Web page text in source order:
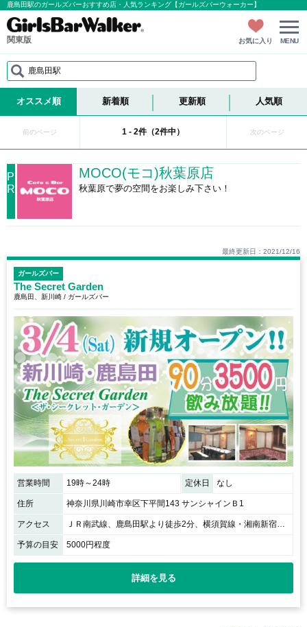
鹿島田駅のガールズバーおすすめ店・人気ランキング【ガールズバーウォーカー】
関東版 お気に入り MENU
鹿島田駅
オススメ順 新着順 更新順 人気順
前のページ 1 - 2件（2件中） 次のページ
P
R
MOCO(モコ)秋葉原店
秋葉原で夢の空間をお楽しみ下さい！
最終更新日：2021/12/16
ガールズバー
The Secret Garden
鹿島田、新川崎 / ガールズバー
営業時間 19時～24時 定休日 なし
住所 神奈川県川崎市幸区下平間143 サンシャインＢ1
アクセス
予算の目安 5000円程度
詳細を見る